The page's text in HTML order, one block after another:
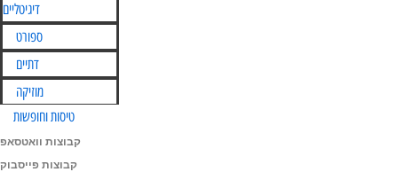
דיגיטליים
ספורט
דתיים
מוזיקה
טיסות וחופשות
קבוצות וואטסאפ
קבוצות פייסבוק